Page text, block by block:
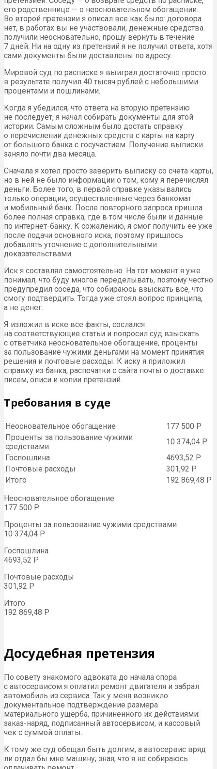
его родственнице — о неосновательном обогащении.
Во второй претензии я описал все как было: договора
нет, в работах вы не участвовали, денежные средства
получили неосновательно, прошу вернуть в течение
7 дней. Ни на одну из претензий я не получил ответа, хотя
сами документы были доставлены по адресу.
Мировой суд по расписке я выиграл достаточно просто:
в результате получил 40 тысяч рублей с небольшими
процентами и пошлинами.
Когда я убедился, что ответа на вторую претензию
не последует, я начал собирать документы для этой
истории. Самым сложным было достать справку
о перечислении денежных средств с карты на карту
от большого банка с госучастием. Получение выписки
заняло почти два месяца.
Сначала я хотел просто заверить выписку со счета карты,
но в ней не было информации о том, кому я перечислял
деньги. Более того, в первой справке указывались
только операции, осуществленные через банкомат
и мобильный банк. После повторного запроса пришла
более полная справка, где в том числе были и данные
по интернет-банку. К сожалению, я смог получить ее уже
после подачи основного иска, поэтому пришлось
добавлять уточнение с дополнительными
доказательствами.
Иск я составлял самостоятельно. На тот момент я уже
понимал, что буду многое переделывать, поэтому честно
предупредил соседа, что собираюсь взыскать все, что
смогу подтвердить. Тогда уже стоял вопрос принципа,
а не денег.
Я изложил в иске все факты, сослался
на соответствующие статьи и попросил суд взыскать
с ответчика неосновательное обогащение, проценты
за пользование чужими деньгами на момент принятия
решения и почтовые расходы. К иску я приложил
справку из банка, распечатки с сайта почты о доставке
писем, описи и копии претензий.
Требования в суде
Итого 192 869,48 Р
Неосновательное обогащение
177 500 Р
Проценты за пользование чужими
средствами
10 374,04 Р
Госпошлина
4693,52 Р
Почтовые расходы
301,92 Р
Неосновательное обогащение
177 500 Р
Проценты за пользование чужими средствами
10 374,04 Р
Госпошлина
4693,52 Р
Почтовые расходы
301,92 Р
Итого
192 869,48 Р
Досудебная претензия
По совету знакомого адвоката до начала спора
с автосервисом я оплатил ремонт двигателя и забрал
автомобиль из сервиса. Так у меня возникло
документальное подтверждение размера
материального ущерба, причиненного их действиями:
заказ-наряд, подписанный автосервисом, и кассовый
чек с суммой оплаты.
К тому же суд обещал быть долгим, а автосервис вряд
ли отдал бы мне машину, зная, что я не собираюсь